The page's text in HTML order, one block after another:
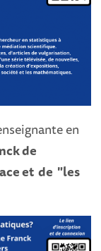
en
de
et de "les